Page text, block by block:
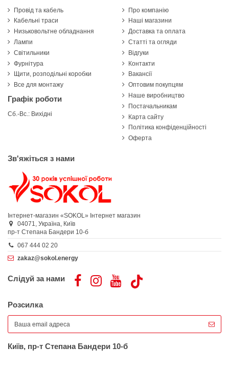
Провід та кабель
Кабельні траси
Низьковольтне обладнання
Лампи
Світильники
Фурнітура
Щити, розподільні коробки
Все для монтажу
Графік роботи
Сб.-Вс.: Вихідні
Про компанію
Наші магазини
Доставка та оплата
Статті та огляди
Відгуки
Контакти
Вакансії
Оптовим покупцям
Наше виробництво
Постачальникам
Карта сайту
Політика конфіденційності
Оферта
Зв'яжіться з нами
Інтернет-магазин «SOKOL» Інтернет магазин
04071, Україна, Київ
пр-т Степана Бандери 10-б
067 444 02 20
zakaz@sokol.energy
Слідуй за нами
Розсилка
Київ, пр-т Степана Бандери 10-б